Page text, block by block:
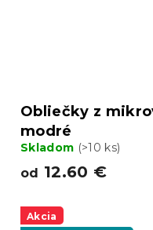
Obliečky z
modré
Skladom (>10 ks)
od 12.60 €
Akcia